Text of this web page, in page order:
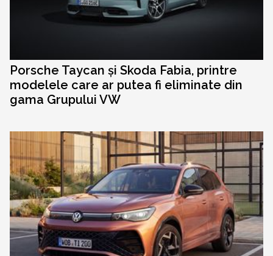
Porsche Taycan și Skoda Fabia, printre
modelele care ar putea fi eliminate din
gama Grupului VW